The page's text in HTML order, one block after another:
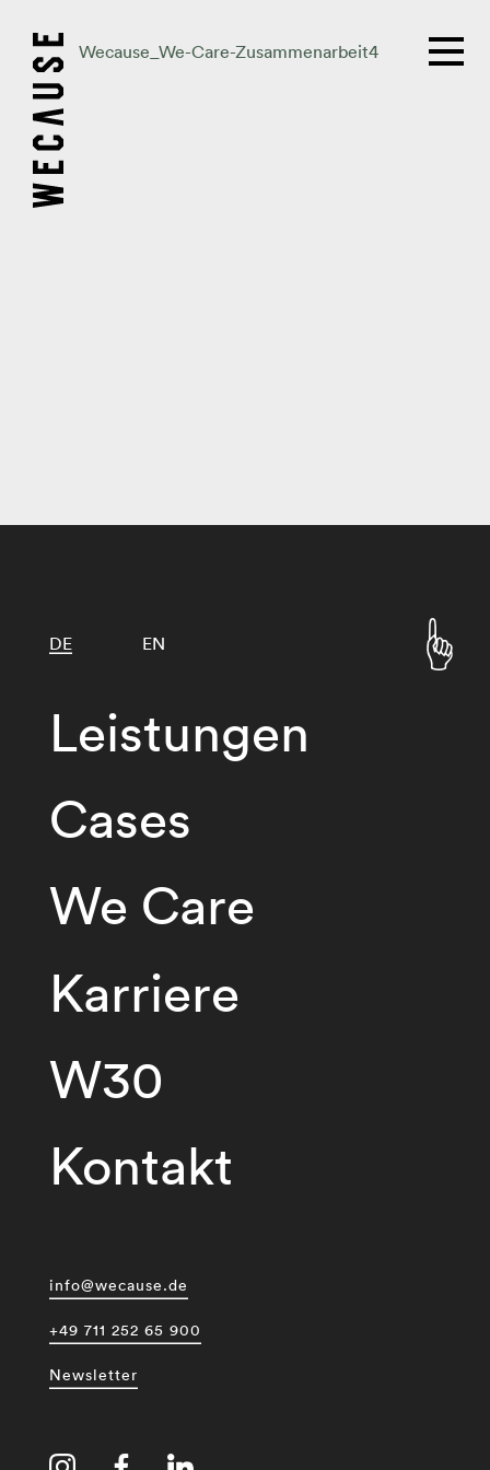
Wecause_We-Care-Zusammenarbeit4
Leistungen
Cases
We Care
Karriere
W30
Kontakt
DE EN
info@wecause.de
+49 711 252 65 900
Newsletter